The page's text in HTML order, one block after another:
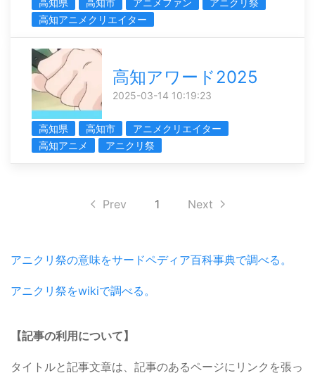
高知アニメクリエイター
高知アワード2025
2025-03-14 10:19:23
高知県 高知市
アニメクリエイター
高知アニメ
アニクリ祭
Prev 1 Next
アニクリ祭の意味をサードペディア百科事典で調べる。
アニクリ祭をwikiで調べる。
【記事の利用について】
タイトルと記事文章は、記事のあるページにリンクを張っ